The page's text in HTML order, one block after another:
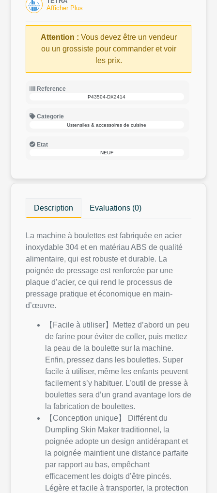
Afficher Plus
Attention : Vous devez être un vendeur
ou un grossiste pour commander et voir
les prix.
Reference
P43504-DX2414
Categorie
Ustensiles & accessoires de cuisine
Etat
NEUF
Description Evaluations (0)
La machine à boulettes est fabriquée en acier
inoxydable 304 et en matériau ABS de qualité
alimentaire, qui est robuste et durable. La
poignée de pressage est renforcée par une
plaque d’acier, ce qui rend le processus de
pressage pratique et économique en main-
d’œuvre.
【Facile à utiliser】Mettez d’abord un peu
de farine pour éviter de coller, puis mettez
la peau de la boulette sur la machine.
Enfin, pressez dans les boulettes. Super
facile à utiliser, même les enfants peuvent
facilement s’y habituer. L’outil de presse à
boulettes sera d’un grand avantage lors de
la fabrication de boulettes.
【Conception unique】 Différent du
Dumpling Skin Maker traditionnel, la
poignée adopte un design antidérapant et
la poignée maintient une distance parfaite
par rapport au bas, empêchant
efficacement les doigts d’être pincés.
Légère et facile à transporter, la protection